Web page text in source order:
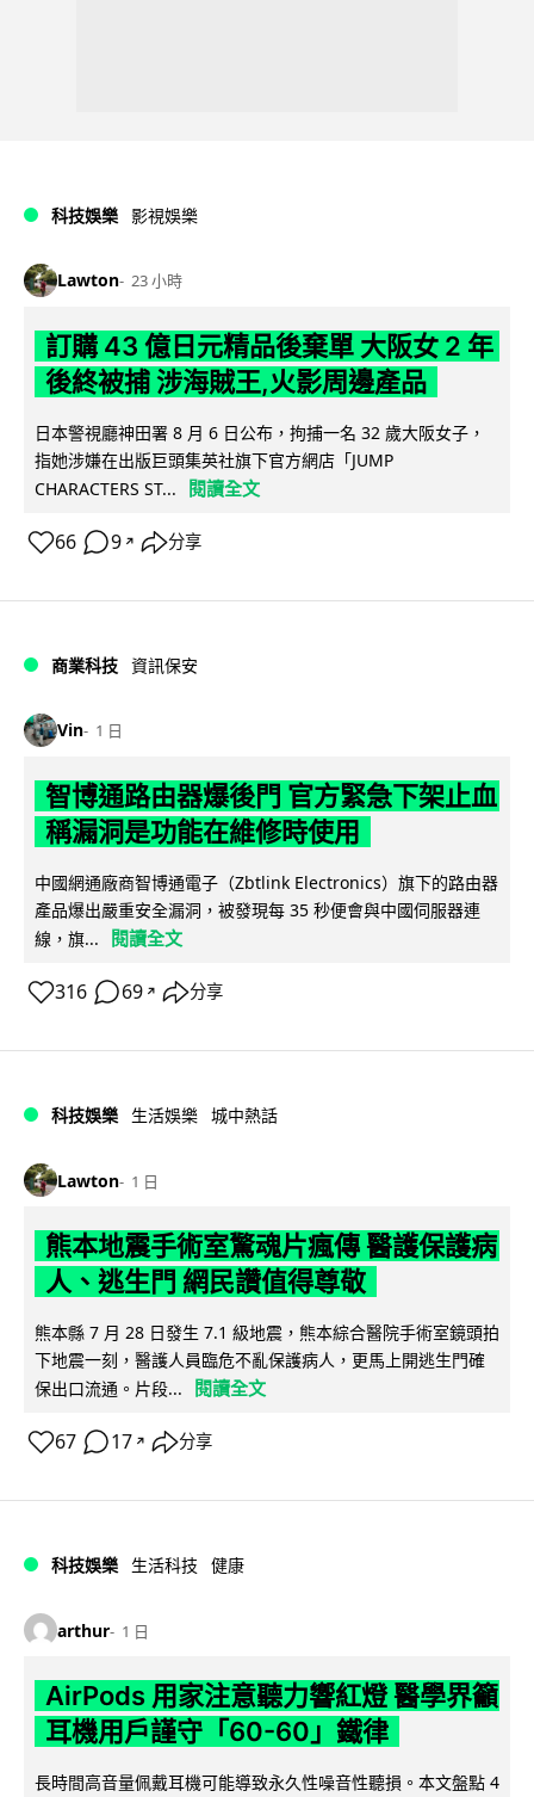
科技娛樂 影視娛樂
Lawton 23 小時
訂購 43 億日元精品後棄單 大阪女 2 年
後終被捕 涉海賊王,火影周邊產品
日本警視廳神田署 8 月 6 日公布，拘捕一名 32 歲大阪女子，
指她涉嫌在出版巨頭集英社旗下官方網店「JUMP
CHARACTERS ST...
閱讀全文
66 9 ↗ 分享
商業科技 資訊保安
Vin 1 日
智博通路由器爆後門 官方緊急下架止血
稱漏洞是功能在維修時使用
中國網通廠商智博通電子（Zbtlink Electronics）旗下的路由器
產品爆出嚴重安全漏洞，被發現每 35 秒便會與中國伺服器連
線，旗...
閱讀全文
316 69 ↗ 分享
科技娛樂 生活娛樂 城中熱話
Lawton 1 日
熊本地震手術室驚魂片瘋傳 醫護保護病
人、逃生門 網民讚值得尊敬
熊本縣 7 月 28 日發生 7.1 級地震，熊本綜合醫院手術室鏡頭拍
下地震一刻，醫護人員臨危不亂保護病人，更馬上開逃生門確
保出口流通。片段...
閱讀全文
67 17 ↗ 分享
科技娛樂 生活科技 健康
arthur 1 日
AirPods 用家注意聽力響紅燈 醫學界籲
耳機用戶謹守「60-60」鐵律
長時間高音量佩戴耳機可能導致永久性噪音性聽損。本文盤點 4